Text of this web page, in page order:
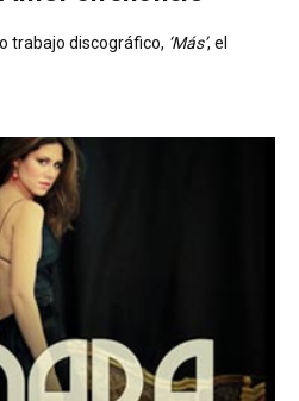
trabajo discográfico, ‘Más’, el